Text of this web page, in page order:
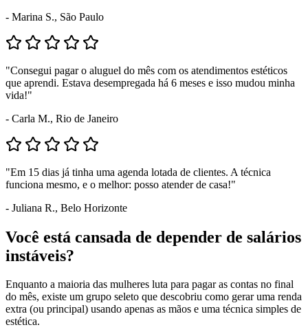
- Marina S., São Paulo
"Consegui pagar o aluguel do mês com os atendimentos estéticos
que aprendi. Estava desempregada há 6 meses e isso mudou minha
vida!"
- Carla M., Rio de Janeiro
"Em 15 dias já tinha uma agenda lotada de clientes. A técnica
funciona mesmo, e o melhor: posso atender de casa!"
- Juliana R., Belo Horizonte
Você está cansada de depender de salários
instáveis?
Enquanto a maioria das mulheres luta para pagar as contas no final
do mês, existe um grupo seleto que descobriu como gerar uma renda
extra (ou principal) usando apenas as mãos e uma técnica simples de
estética.